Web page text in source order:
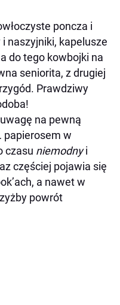
poncza i
naszyjniki, kapelusze
do tego kowbojki na
seniorita, z drugiej
Prawdziwy
na pewną
papierosem w
czasu niemodnyi
częściej pojawia się
a nawet w
powrót